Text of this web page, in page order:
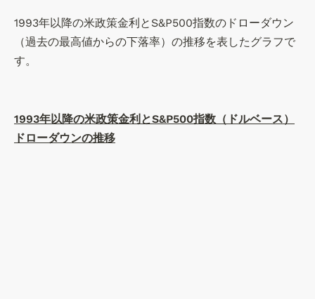
1993年以降の米政策金利とS&P500指数のドローダウン
（過去の最高値からの下落率）の推移を表したグラフで
す。
1993年以降の米政策金利とS&P500指数（ドルベース）
ドローダウンの推移